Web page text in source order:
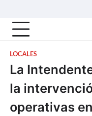
content
LOCALES
La
la
operativas